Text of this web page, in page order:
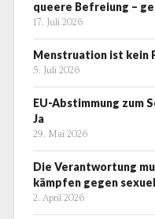
queere Befreiung –
17. Juli 2026
Menstruation ist kein
5. Juli 2026
EU-Abstimmung zum
Ja
29. Mai 2026
Die Verantwortung
kämpfen gegen
2. April 2026